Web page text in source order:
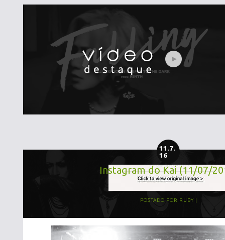
11.7.
16
Instagram do Kai (11/07/
POSTADO POR RUBY